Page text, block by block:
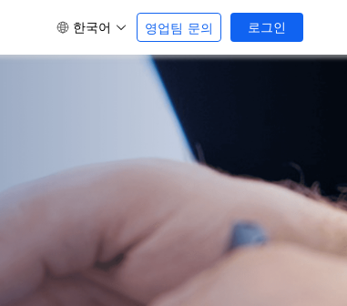
한국어 영업팀 문의 로그인